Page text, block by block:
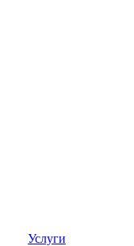
Услуги